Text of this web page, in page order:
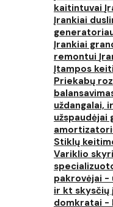
kaitintuvai
Įrankiai
Įrankiai
remontui
Įtampos
Priekabų
uždangalai,
užspaudėjai
Stiklų
Variklio
pakrovėjai -
ir kt skysčių
domkratai -